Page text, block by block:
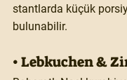
stantlarda küçük
bulunabilir.
• Lebkuchen &